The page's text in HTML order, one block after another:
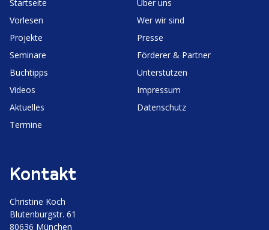
Start­seite
Vorlesen
Projekte
Seminare
Buchtipps
Videos
Aktuelles
Termine
Über uns
Wer wir sind
Presse
Förderer & Partner
Unter­stützen
Impressum
Daten­schutz
Kontakt
Christine Koch
Bluten­burgstr. 61
80636 München